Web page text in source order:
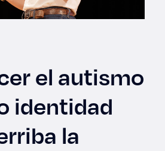
el autismo
identidad
la